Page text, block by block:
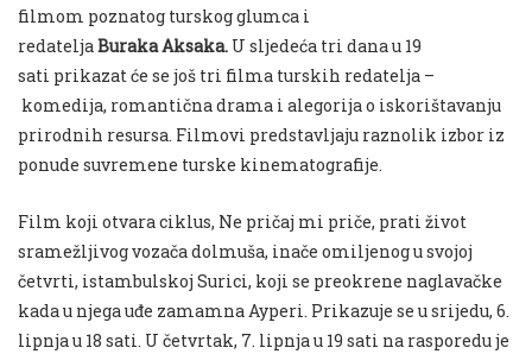
filmom poznatog turskog glumca i
redateljaBuraka Aksaka. U sljedeća tri dana u 19
sati prikazat će se još tri filma turskih redatelja –
komedija, romantična drama i alegorija o iskorištavanju
prirodnih resursa. Filmovi predstavljaju raznolik izbor iz
ponude suvremene turske kinematografije.
Film koji otvara ciklus, Ne pričaj mi priče, prati život
sramežljivog vozača dolmuša, inače omiljenog u svojoj
četvrti, istambulskoj Surici, koji se preokrene naglavačke
kada u njega uđe zamamna Ayperi. Prikazuje se u srijedu, 6.
lipnja u 18 sati. U četvrtak, 7. lipnja u 19 sati na rasporedu je